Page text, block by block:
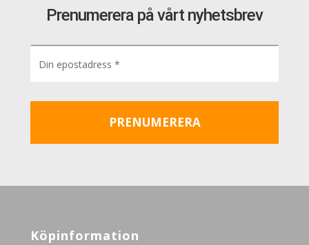
Prenumerera på vårt nyhetsbrev
Köpinformation